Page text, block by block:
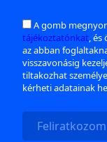
A gomb
tájékoztatónkat, és
az abban
visszavonásig
tiltakozhat
kérheti adatainak
Feliratkozom